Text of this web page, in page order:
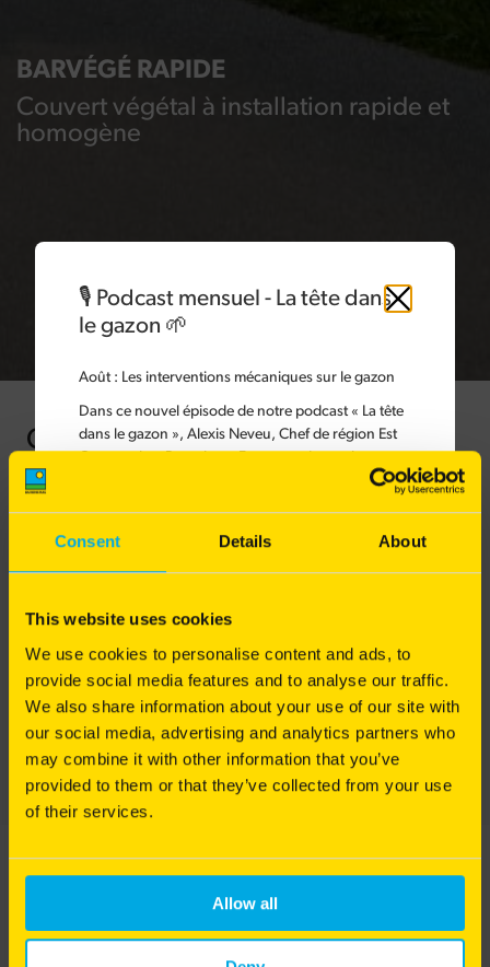
Consent Details About
This website uses cookies
We use cookies to personalise content and ads, to
provide social media features and to analyse our traffic.
We also share information about your use of our site with
our social media, advertising and analytics partners who
may combine it with other information that you’ve
provided to them or that they’ve collected from your use
of their services.
Allow all
BARVÉGÉ RAPIDE
Couvert végétal à installation rapide et
homogène
Gamme végétalisation à
destination des collectivités
Très rapide d'installation
Auto-fertilisation azotée
TÉLÉCHARGER LA FICHE TECHNIQUE
Fermer
🎙️ Podcast mensuel - La tête dans
le gazon 🌱
Août : Les interventions mécaniques sur le gazon
Dans ce nouvel épisode de notre podcast « La tête
dans le gazon », Alexis Neveu, Chef de région Est
Gazons chez Barenbrug France, présente les
différentes interventions mécaniques à réaliser sur
Les interventions mécaniques sont indispensables
préserver durablement la qualité du sol et
d'optimiser les bénéfices de la tonte, de l'arrosage
et de la fertilisation.
Pourquoi et comment intervenir mécaniquement
pour redonner vie à votre pelouse ? Alexis Neveu
vous explique les gestes techniques indispensables
pour entretenir un gazon sain et durable.
Bonne écoute à toutes et à tous !